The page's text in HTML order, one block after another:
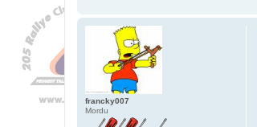
francky007
Mordu